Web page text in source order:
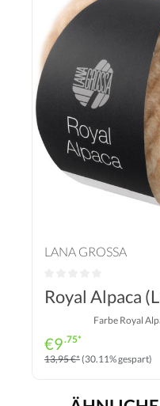
LANA GROSSA
Royal Alpaca
Farbe Royal
€9.75*
13,95 €*(30.11% gespart)